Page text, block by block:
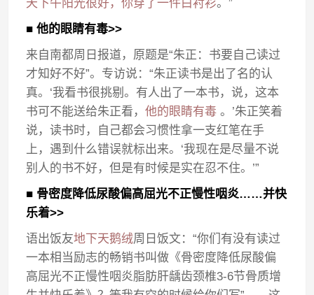
天下午阳光很好，你穿了一件白衬衫。”
■ 他的眼睛有毒>>
来自南都周日报道，原题是“朱正：书要自己读过
才知好不好”。专访说：“朱正读书是出了名的认
真。‘我看书很挑剔。有人出了一本书，说，这本
书可不能送给朱正看，他的眼睛有毒。’朱正笑着
说，读书时，自己都会习惯性拿一支红笔在手
上，遇到什么错误就标出来。‘我现在是尽量不说
别人的书不好，但是有时候是实在忍不住。’”
■ 骨密度降低尿酸偏高屈光不正慢性咽炎……并快
乐着>>
语出饭友地下天鹅绒周日饭文：“你们有没有读过
一本相当励志的畅销书叫做《骨密度降低尿酸偏
高屈光不正慢性咽炎脂肪肝龋齿颈椎3-6节骨质增